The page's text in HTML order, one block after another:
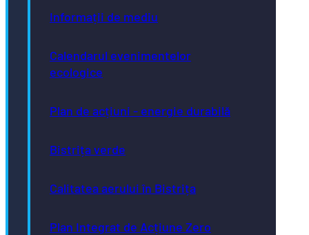
Informații de mediu
Calendarul evenimentelor
ecologice
Plan de acțiuni - energie durabilă
Bistrița verde
Calitatea aerului în Bistrița
Plan Integrat de Acțiune Zero